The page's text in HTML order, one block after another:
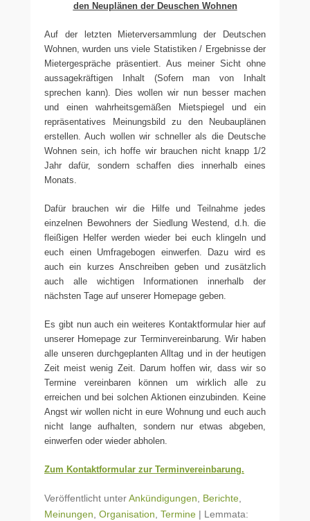
den Neuplänen der Deuschen Wohnen
Auf der letzten Mieterversammlung der Deutschen
Wohnen, wurden uns viele Statistiken / Ergebnisse der
Mietergespräche präsentiert. Aus meiner Sicht ohne
aussagekräftigen Inhalt (Sofern man von Inhalt
sprechen kann). Dies wollen wir nun besser machen
und einen wahrheitsgemäßen Mietspiegel und ein
repräsentatives Meinungsbild zu den Neubauplänen
erstellen. Auch wollen wir schneller als die Deutsche
Wohnen sein, ich hoffe wir brauchen nicht knapp 1/2
Jahr dafür, sondern schaffen dies innerhalb eines
Monats.
Dafür brauchen wir die Hilfe und Teilnahme jedes
einzelnen Bewohners der Siedlung Westend, d.h. die
fleißigen Helfer werden wieder bei euch klingeln und
euch einen Umfragebogen einwerfen. Dazu wird es
auch ein kurzes Anschreiben geben und zusätzlich
auch alle wichtigen Informationen innerhalb der
nächsten Tage auf unserer Homepage geben.
Es gibt nun auch ein weiteres Kontaktformular hier auf
unserer Homepage zur Terminvereinbarung. Wir haben
alle unseren durchgeplanten Alltag und in der heutigen
Zeit meist wenig Zeit. Darum hoffen wir, dass wir so
Termine vereinbaren können um wirklich alle zu
erreichen und bei solchen Aktionen einzubinden. Keine
Angst wir wollen nicht in eure Wohnung und euch auch
nicht lange aufhalten, sondern nur etwas abgeben,
einwerfen oder wieder abholen.
Zum Kontaktformular zur Terminvereinbarung.
Veröffentlicht unterAnkündigungen Berichte
Meinungen Organisation Termine | Lemmata: